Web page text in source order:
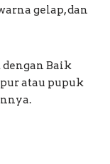
gelap, dan
Baik
atau pupuk